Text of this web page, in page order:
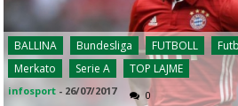
BALLINA Bundesliga FUTBOLL
Merkato
Serie A TOP LAJME
infosport - 26/07/2017 0